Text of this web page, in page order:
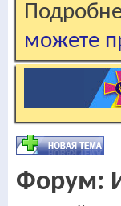
можете
Форум: